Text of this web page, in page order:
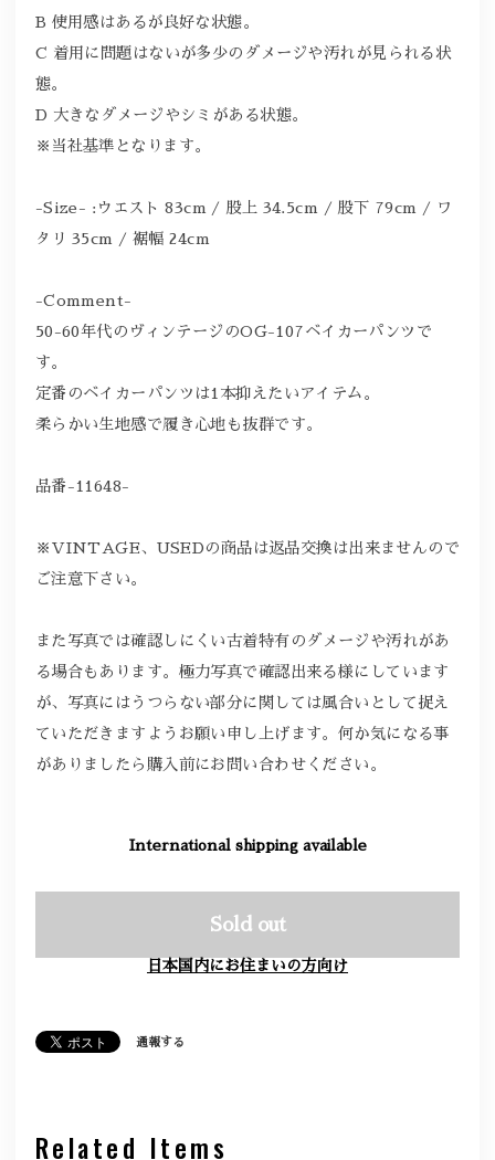
B 使用感はあるが良好な状態。
C 着用に問題はないが多少のダメージや汚れが見られる状
態。
D 大きなダメージやシミがある状態。
※当社基準となります。
-Size- :ウエスト 83cm / 股上 34.5cm / 股下 79cm / ワ
タリ 35cm / 裾幅 24cm
-Comment-
50-60年代のヴィンテージのOG-107ベイカーパンツで
す。
定番のベイカーパンツは1本抑えたいアイテム。
柔らかい生地感で履き心地も抜群です。
品番-11648-
※VINTAGE、USEDの商品は返品交換は出来ませんので
ご注意下さい。
また写真では確認しにくい古着特有のダメージや汚れがあ
る場合もあります。極力写真で確認出来る様にしています
が、写真にはうつらない部分に関しては風合いとして捉え
ていただきますようお願い申し上げます。何か気になる事
がありましたら購入前にお問い合わせください。
International shipping available
Sold out
日本国内にお住まいの方向け
通報する
Related Items